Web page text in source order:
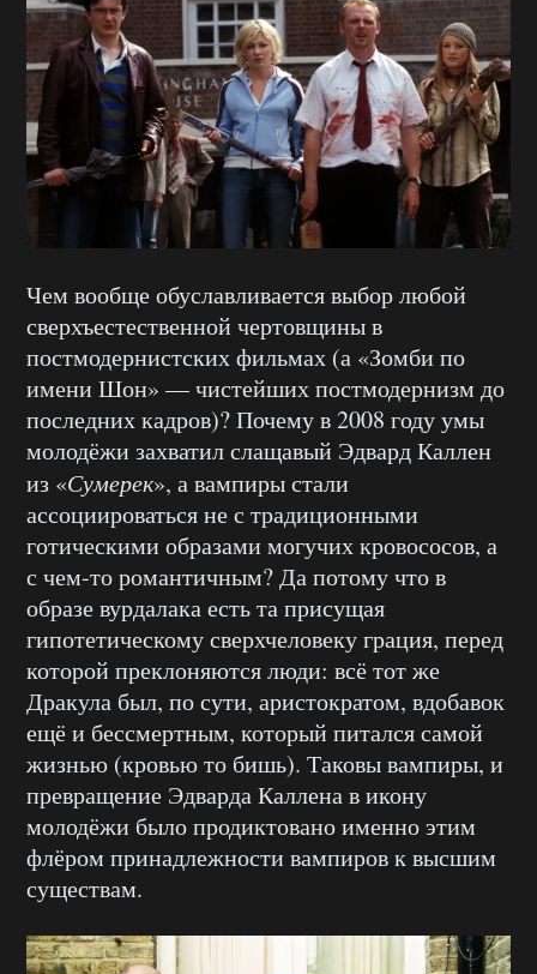
Чем вообще обуславливается выбор любой
сверхъестественной чертовщины в
постмодернистских фильмах (а «Зомби по
имени Шон» — чистейших постмодернизм до
последних кадров)? Почему в 2008 году умы
молодёжи захватил слащавый Эдвард Каллен
из «Сумерек», а вампиры стали
ассоциироваться не с традиционными
готическими образами могучих кровососов, а
с чем-то романтичным? Да потому что в
образе вурдалака есть та присущая
гипотетическому сверхчеловеку грация, перед
которой преклоняются люди: всё тот же
Дракула был, по сути, аристократом, вдобавок
ещё и бессмертным, который питался самой
жизнью (кровью то бишь). Таковы вампиры, и
превращение Эдварда Каллена в икону
молодёжи было продиктовано именно этим
флёром принадлежности вампиров к высшим
существам.